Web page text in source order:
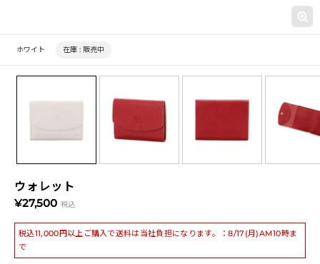
ウォレット
¥27,500 税込
税込11,000円以上ご購入で送料は当社負担になります。：8/17(月)AM10時ま
で
ホワイト 在庫 : 販売中